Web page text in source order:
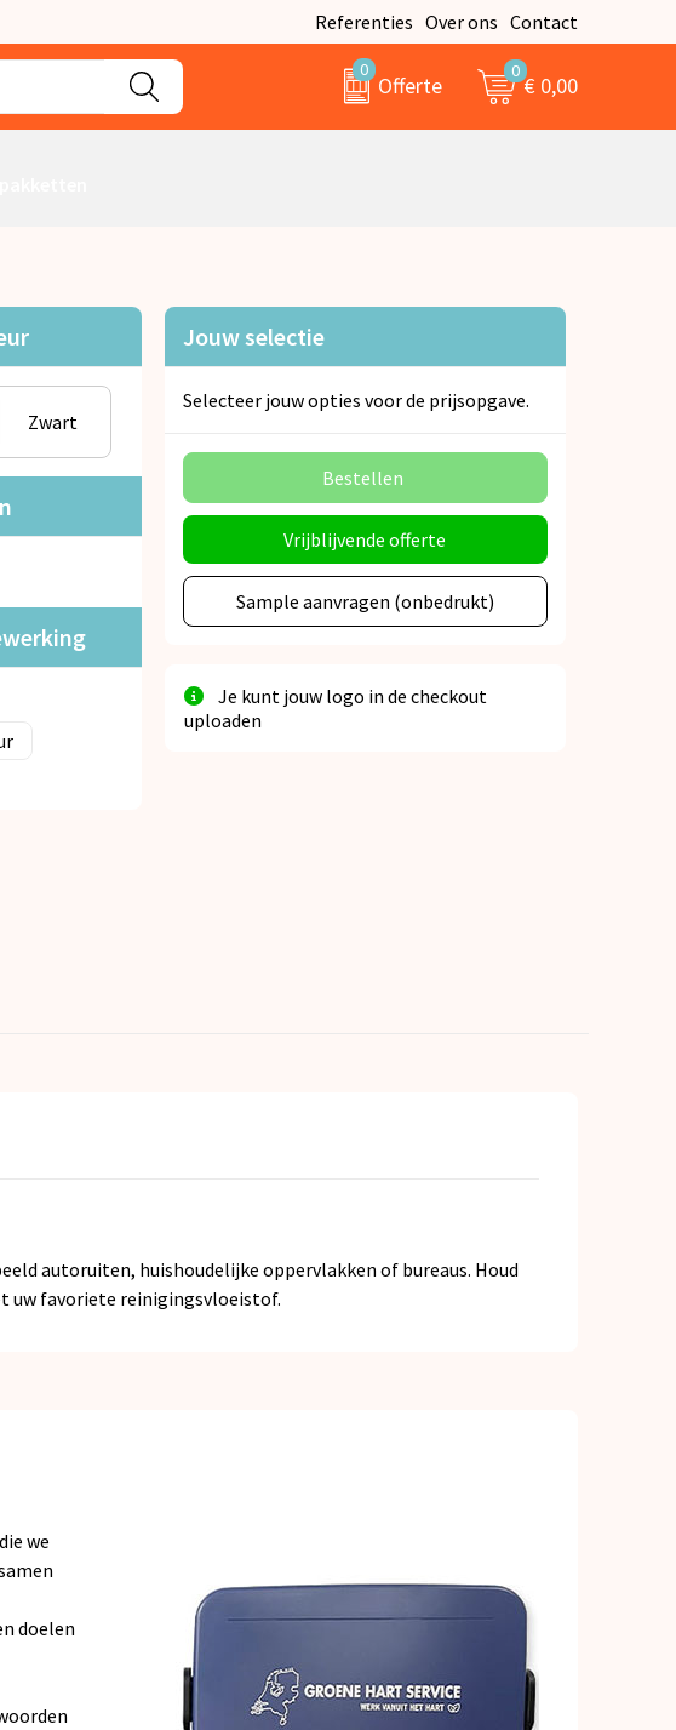
Referenties Over ons Contact
0
Offerte
0
€ 0,00
Zwart
Jouw selectie
Selecteer jouw opties voor de prijsopgave.
Bestellen
Vrijblijvende offerte
Sample aanvragen (onbedrukt)
Je kunt jouw logo in de checkout
uploaden
autoruiten, huishoudelijke oppervlakken of bureaus. Houd
uw favoriete reinigingsvloeistof.
we
doelen